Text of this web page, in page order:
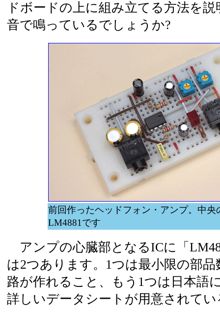
ドボードの上に組み立てる方法を
音で鳴っているでしょうか?
前回作ったヘッドフォン・アンプ。中央
LM4881です
アンプの心臓部となるICに「
は2つあります。1つは最小限の部
路が作れること、もう1つは日本語
詳しいデータシートが用意されて